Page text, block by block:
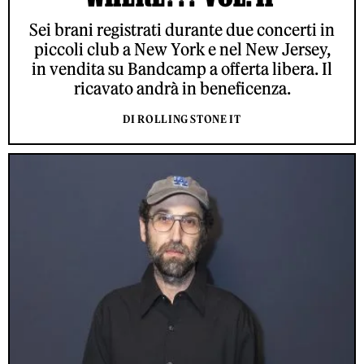
Sei brani registrati durante due concerti in
piccoli club a New York e nel New Jersey,
in vendita su Bandcamp a offerta libera. Il
ricavato andrà in beneficenza.
DI ROLLING STONE IT